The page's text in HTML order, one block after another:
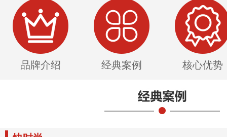
品牌介绍 经典案例 核心优势